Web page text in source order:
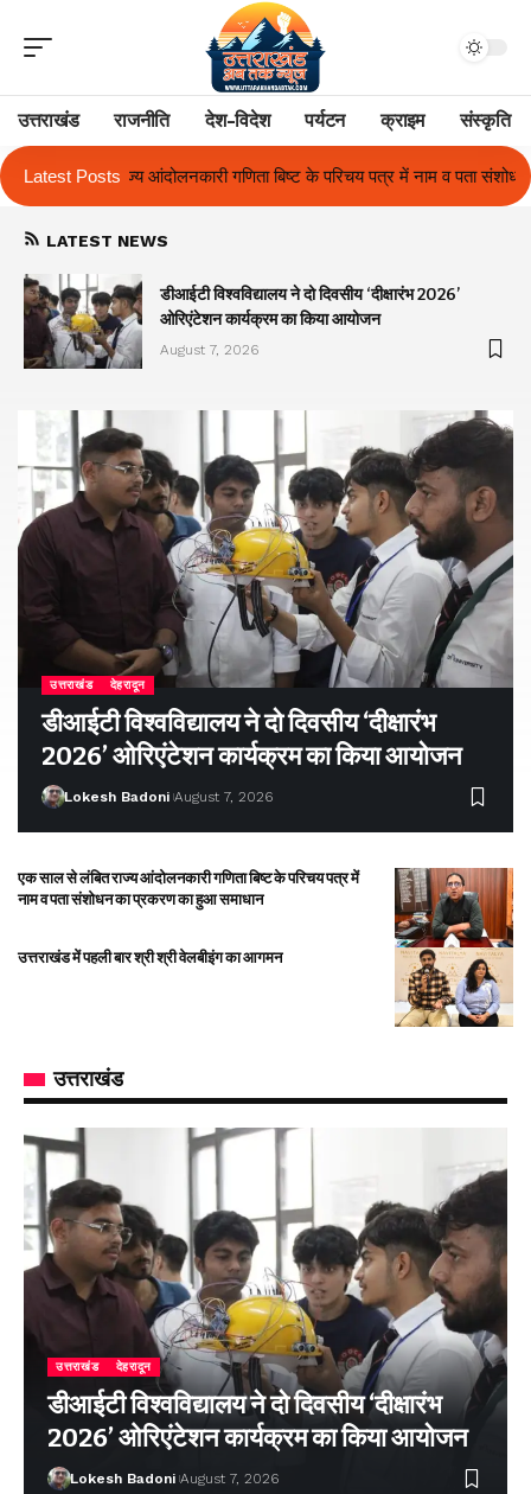
उत्तराखंड राजनीति देश-विदेश पर्यटन क्राइम संस्कृति
Latest Posts
के परिचय पत्र में नाम व पता संशोधन का प्रकरण का हुआ समाधान उत्तराखंड में
LATEST NEWS
डीआईटी विश्वविद्यालय ने दो दिवसीय ‘दीक्षारंभ 2026’
ओरिएंटेशन कार्यक्रम का किया आयोजन
August 7, 2026
उत्तराखंड देहरादून
डीआईटी विश्वविद्यालय ने दो दिवसीय ‘दीक्षारंभ
2026’ ओरिएंटेशन कार्यक्रम का किया आयोजन
Lokesh Badoni August 7, 2026
एक साल से लंबित राज्य आंदोलनकारी गणिता बिष्ट के परिचय पत्र में
नाम व पता संशोधन का प्रकरण का हुआ समाधान
उत्तराखंड में पहली बार श्री श्री वेलबीइंग का आगमन
उत्तराखंड
उत्तराखंड देहरादून
डीआईटी विश्वविद्यालय ने दो दिवसीय ‘दीक्षारंभ
2026’ ओरिएंटेशन कार्यक्रम का किया आयोजन
Lokesh Badoni August 7, 2026